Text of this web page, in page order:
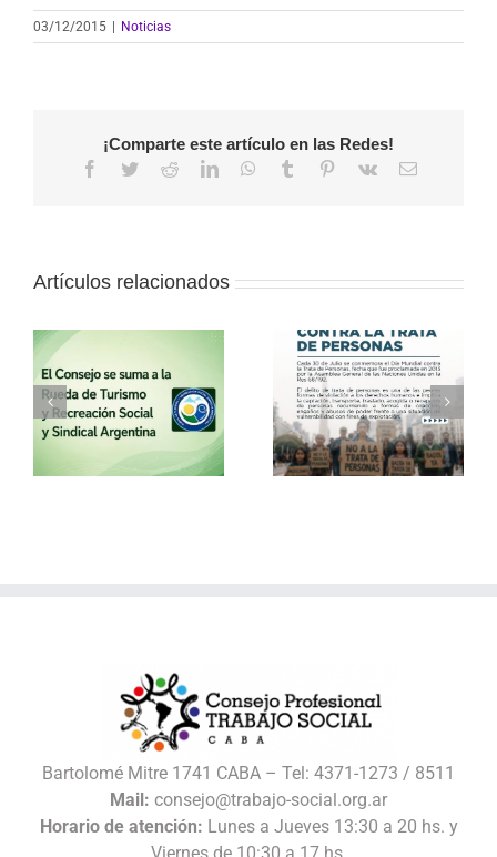
03/12/2015 | Noticias
¡Comparte este artículo en las Redes!
Facebook
TwitterRedditLinkedInWhatsApp
Tumblr Pinterest
Vk
Correo
Artículos relacionados
30 de julio – Día
Mundial contra la
Trata de Personas
Vacaciones de
invierno con el
Consejo
Bartolomé Mitre 1741 CABA – Tel: 4371-1273 / 8511
Mail: consejo@trabajo-social.org.ar
Horario de atención: Lunes a Jueves 13:30 a 20 hs. y